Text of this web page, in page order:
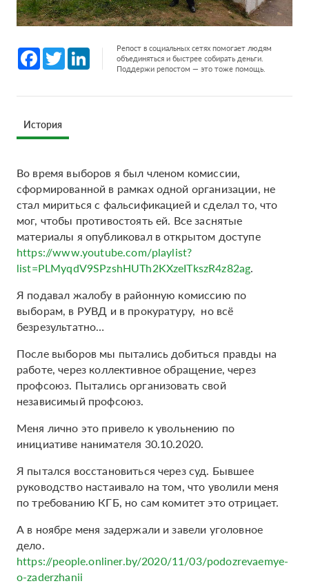
Facebook
Twitter LinkedInРепост в социальных сетях помогает людям
объединяться и быстрее собирать деньги.
Поддержи репостом — это тоже помощь.
История
Во время выборов я был членом комиссии,
сформированной в рамках одной организации, не
стал мириться с фальсификацией и сделал то, что
мог, чтобы противостоять ей. Все заснятые
материалы я опубликовал в открытом доступе
https://www.youtube.com/playlist?
list=PLMyqdV9SPzshHUTh2KXzeITkszR4z82ag.
Я подавал жалобу в районную комиссию по
выборам, в РУВД и в прокуратуру, но всё
безрезультатно…
После выборов мы пытались добиться правды на
работе, через коллективное обращение, через
профсоюз. Пытались организовать свой
независимый профсоюз.
Меня лично это привело к увольнению по
инициативе нанимателя 30.10.2020.
Я пытался восстановиться через суд. Бывшее
руководство настаивало на том, что уволили меня
по требованию КГБ, но сам комитет это отрицает.
А в ноябре меня задержали и завели уголовное
дело.
https://people.onliner.by/2020/11/03/podozrevaemye-
o-zaderzhanii